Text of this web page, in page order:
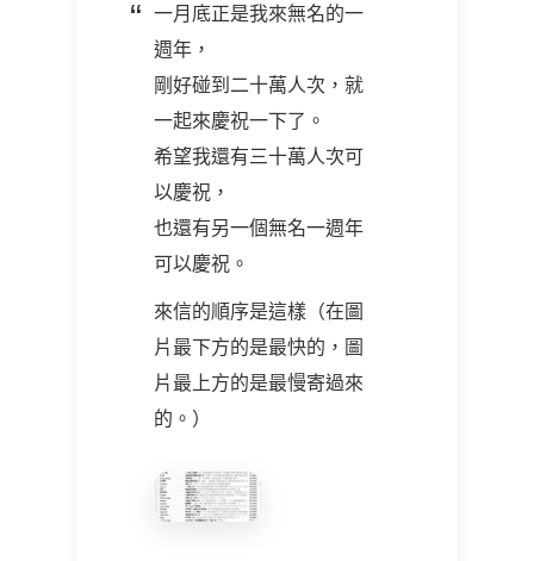
一月底正是我來無名的一
週年，
剛好碰到二十萬人次，就
一起來慶祝一下了。
希望我還有三十萬人次可
以慶祝，
也還有另一個無名一週年
可以慶祝。
來信的順序是這樣（在圖
片最下方的是最快的，圖
片最上方的是最慢寄過來
的。）